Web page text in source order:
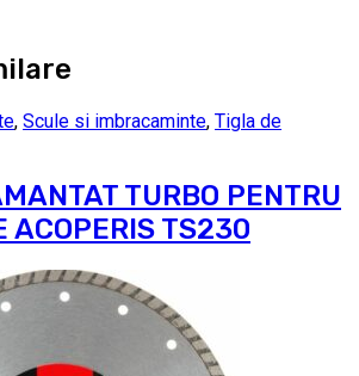
, Scule si imbracaminte, Tigla de
TURBO PENTRU
ACOPERIS TS230